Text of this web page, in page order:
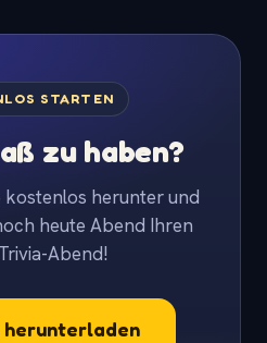
STARTEN
zu haben?
kostenlos herunter und
heute Abend Ihren
Abend!
herunterladen